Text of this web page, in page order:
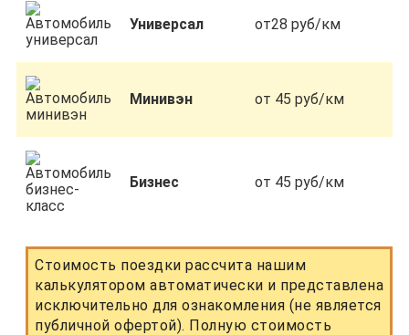
Универсал от28 руб/км
Минивэн от 45 руб/км
Бизнес от 45 руб/км
Стоимость поездки рассчита нашим
калькулятором автоматически и представлена
исключительно для ознакомления (не является
публичной офертой). Полную стоимость